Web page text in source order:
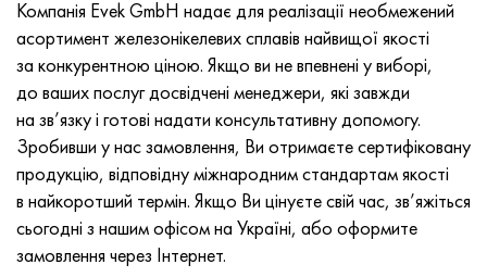
Компанія Evek GmbH надає для реалізації необмежений
асортимент железонікелевих сплавів найвищої якості
за конкурентною ціною. Якщо ви не впевнені у виборі,
до ваших послуг досвідчені менеджери, які завжди
на зв’язку і готові надати консультативну допомогу.
Зробивши у нас замовлення, Ви отримаєте сертифіковану
продукцію, відповідну міжнародним стандартам якості
в найкоротший термін. Якщо Ви цінуєте свій час, зв’яжіться
сьогодні з нашим офісом на Україні, або оформите
замовлення через Інтернет.